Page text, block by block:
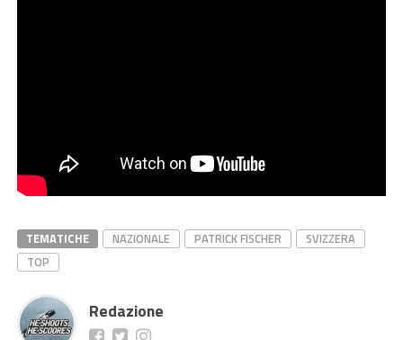
TEMATICHE NAZIONALE PATRICK FISCHER
SVIZZERA
TOP
Redazione